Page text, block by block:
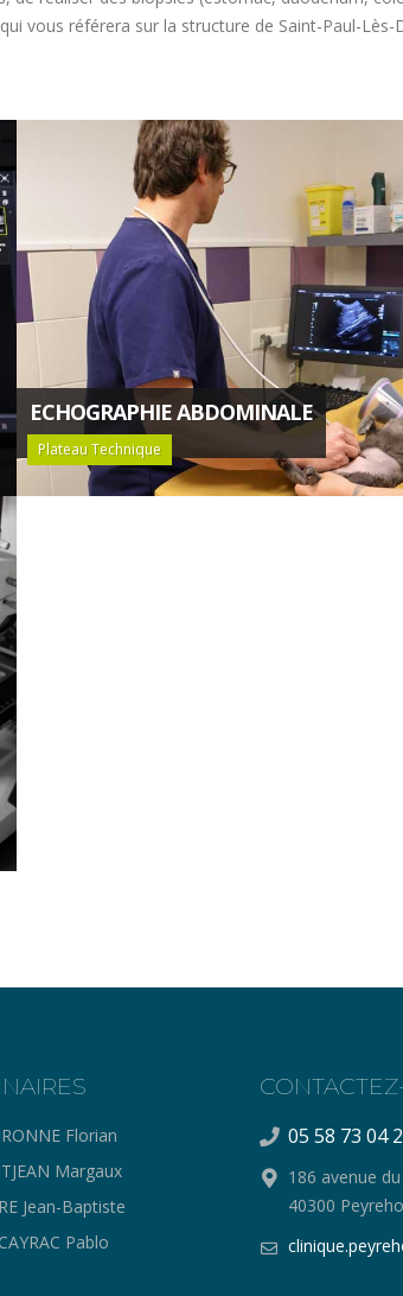
vous référera sur la structure de Saint-Paul-Lès-
ECHOGRAPHIE ABDOMINALE
Plateau Technique
Florian
Margaux
Jean-Baptiste
Pablo
05 58 73 04
186 avenue
40300